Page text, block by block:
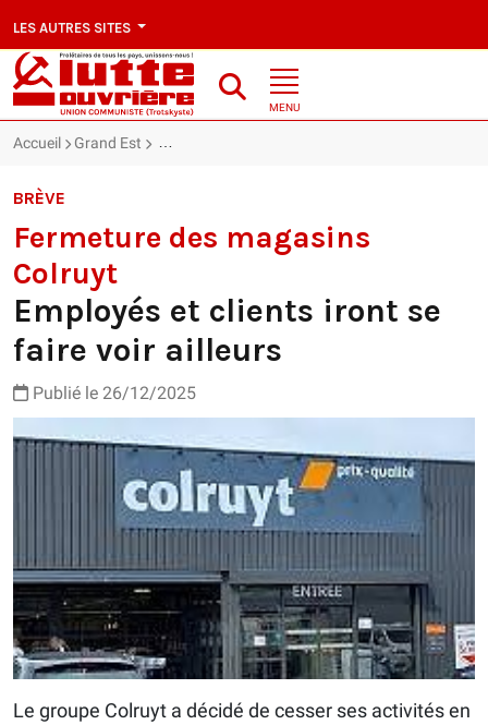
LES AUTRES SITES
MENU
Accueil Grand Est Fermeture des magasins Colruyt : Employés et
BRÈVE
Fermeture des magasins
Colruyt
Employés et clients iront se
faire voir ailleurs
Publié le 26/12/2025
Le groupe Colruyt a décidé de cesser ses activités en